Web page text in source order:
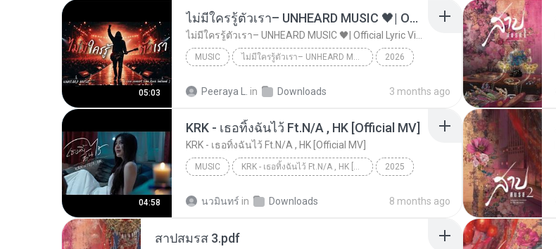
05:03
ไม่มีใครรู้ตัวเรา– UNHEARD MUSIC 🖤| Official Lyric Video | เพลงสู้ชีวิต
MUSIC ไม่มีใครรู้ตัวเรา– UNHEARD MUSIC 🖤| Official Lyric Video | เพลงสู้ชีวิต 2026
Peeraya L. in Downloads 3 months ago
04:58
KRK - เธอทิ้งฉันไว้ Ft.N/A , HK [Official MV]
KRK - เธอทิ้งฉันไว้ Ft.N/A , HK [Official MV]
MUSIC KRK - เธอทิ้งฉันไว้ Ft.N/A , HK [Official MV] 2025
นวมินทร์ in Downloads 8 months ago
สาปสมรส 3.pdf